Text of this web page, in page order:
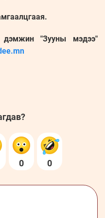
дэмжин "Зууны мэдээ"
0 0